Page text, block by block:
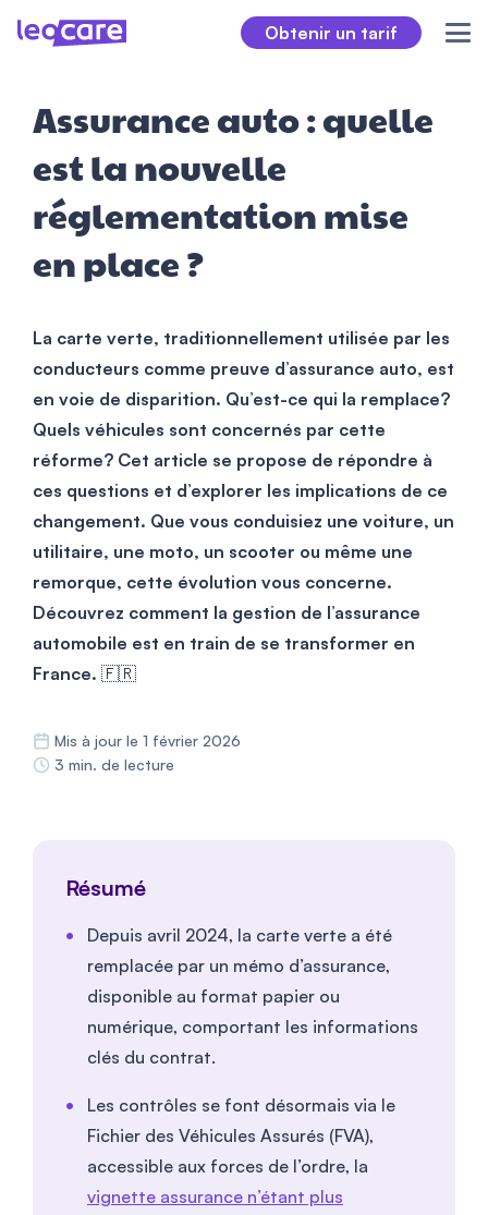
Obtenir un tarif
Assurance auto : quelle
est la nouvelle
réglementation mise
en place ?
La carte verte, traditionnellement utilisée par les
conducteurs comme preuve d’assurance auto, est
en voie de disparition. Qu’est-ce qui la remplace?
Quels véhicules sont concernés par cette
réforme? Cet article se propose de répondre à
ces questions et d’explorer les implications de ce
changement. Que vous conduisiez une voiture, un
utilitaire, une moto, un scooter ou même une
remorque, cette évolution vous concerne.
Découvrez comment la gestion de l’assurance
automobile est en train de se transformer en
France. 🇫🇷
Mis à jour le 1 février 2026
3 min. de lecture
Résumé
Depuis avril 2024, la carte verte a été
remplacée par un mémo d’assurance,
disponible au format papier ou
numérique, comportant les informations
clés du contrat.
Les contrôles se font désormais via le
Fichier des Véhicules Assurés (FVA),
accessible aux forces de l’ordre, la
vignette assurance n’étant plus